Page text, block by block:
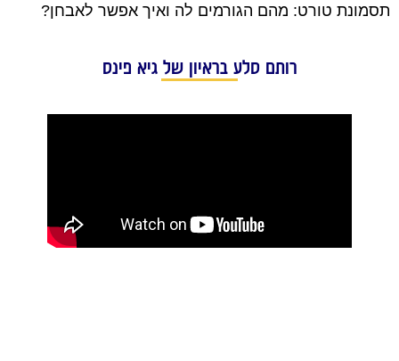
תסמונת טורט: מהם הגורמים לה ואיך אפשר לאבחן?
רותם סלע בראיון של גיא פינס